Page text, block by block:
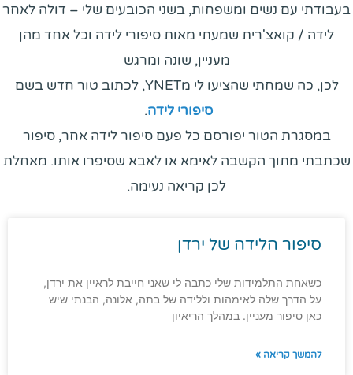
בעבודתי עם נשים ומשפחות, בשני הכובעים שלי – דולה לאחר
לידה / קואצ'רית שמעתי מאות סיפורי לידה וכל אחד מהן
מעניין, שונה ומרגש
לכן, כה שמחתי שהציעו לי מYNET, לכתוב טור חדש בשם
סיפורי לידה.
במסגרת הטור יפורסם כל פעם סיפור לידה אחר, סיפור
שכתבתי מתוך הקשבה לאימא או לאבא שסיפרו אותו. מאחלת
לכן קריאה נעימה.
סיפור הלידה של ירדן
כשאחת התלמידות שלי כתבה לי שאני חייבת לראיין את ירדן,
על הדרך שלה לאימהות וללידה של בתה, אלונה, הבנתי שיש
כאן סיפור מעניין. במהלך הריאיון
להמשך קריאה »